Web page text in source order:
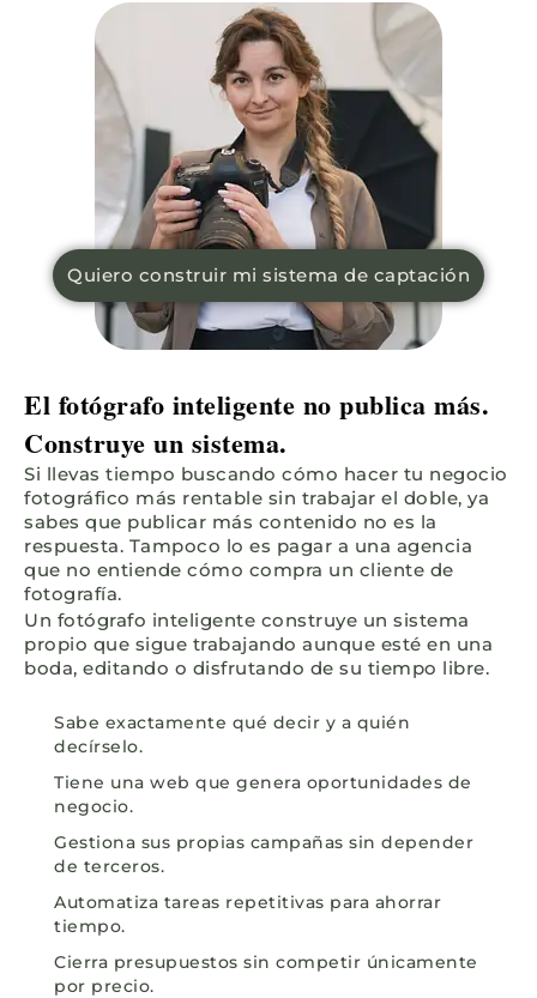
Quiero construir mi sistema de captación
El fotógrafo inteligente no publica más.
Construye un sistema.
Si llevas tiempo buscando cómo hacer tu negocio
fotográfico más rentable sin trabajar el doble, ya
sabes que publicar más contenido no es la
respuesta. Tampoco lo es pagar a una agencia
que no entiende cómo compra un cliente de
fotografía.
Un fotógrafo inteligente construye un sistema
propio que sigue trabajando aunque esté en una
boda, editando o disfrutando de su tiempo libre.
Sabe exactamente qué decir y a quién
decírselo.
Tiene una web que genera oportunidades de
negocio.
Gestiona sus propias campañas sin depender
de terceros.
Automatiza tareas repetitivas para ahorrar
tiempo.
Cierra presupuestos sin competir únicamente
por precio.